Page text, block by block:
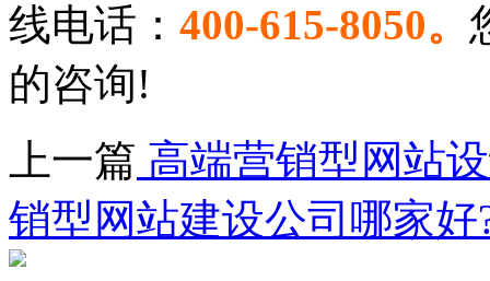
线电话： 400-615-8050。
的咨询!
上一篇 高端营销型网站
销型网站建设公司哪家好